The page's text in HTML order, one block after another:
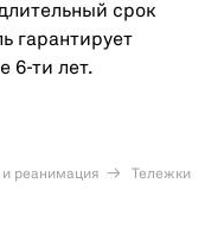
срок
гарантирует
6-ти лет.
и реанимация
Тележки